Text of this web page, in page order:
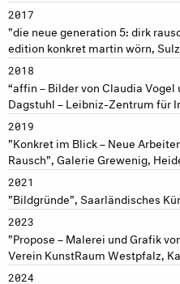
2017
"die neue generation 5: dirk
edition konkret martin wörn,
2018
“affin – Bilder von Claudia Vogel
Dagstuhl – Leibniz-Zentrum für
2019
"Konkret im Blick – Neue
Rausch", Galerie Grewenig,
2021
"Bildgründe", Saarländisches
2023
"Propose – Malerei und Grafik
Verein KunstRaum Westpfalz,
2024